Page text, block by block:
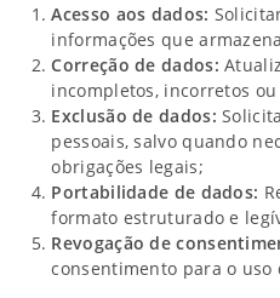
Acesso aos dados:
informações que
Correção de dados:
incompletos, incorretos
Exclusão de dados:
pessoais, salvo quando
obrigações legais;
Portabilidade de dados:
formato estruturado e
Revogação de
consentimento para o uso